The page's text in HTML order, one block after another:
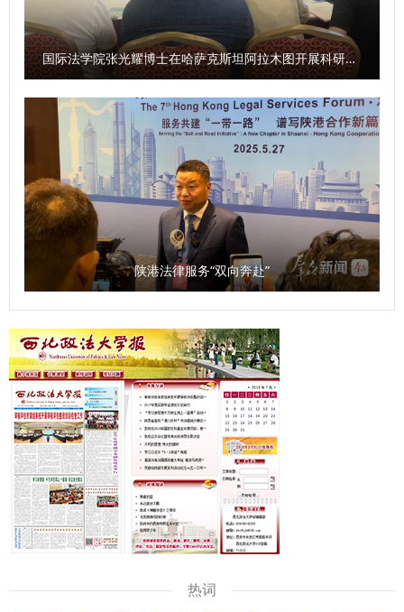
国际法学院张光耀博士在哈萨克斯坦阿拉木图开展科研与社会服务活动
陕港法律服务“双向奔赴”
热词